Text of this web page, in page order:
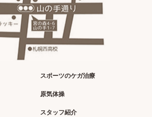
スポーツのケガ治療
原気体操
スタッフ紹介